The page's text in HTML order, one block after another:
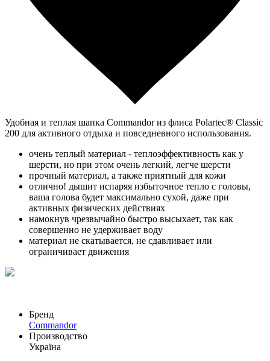
Удобная и теплая шапка Commandor из флиса Polartec® Classic
200 для активного отдыха и повседневного использования.
очень теплый материал - теплоэффективность как у
шерсти, но при этом очень легкий, легче шерсти
прочный материал, а также приятный для кожи
отлично! дышит испаряя избыточное тепло с головы,
ваша голова будет максимально сухой, даже при
активных физических действиях
намокнув чрезвычайно быстро высыхает, так как
совершенно не удерживает воду
материал не скатывается, не сдавливает или
ограничивает движения
Бренд
Commandor
Производство
Україна